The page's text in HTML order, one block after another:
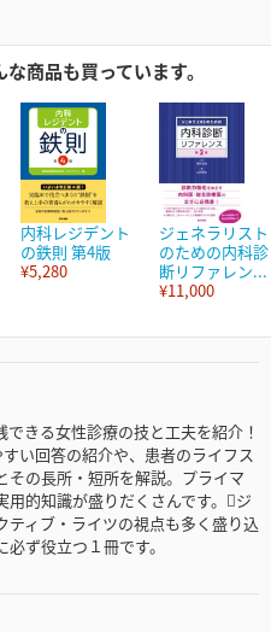
商品も買っています。
内科レジデント
の鉄則 第4版
¥5,280
ジェネラリスト
のための内科診
断リファレン...
¥11,000
きる女性診療の技と工夫を紹介！
い回答の紹介や、患者のライフス
その長所・短所を解説。プライマ
用的知識が盛りだくさんです。ジ
ティブ・ライツの視点も多く盛り込
ず役立つ１冊です。